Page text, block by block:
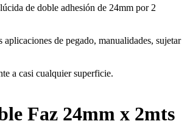
de doble adhesión de 24mm por 2
de pegado, manualidades, sujetar
a casi cualquier superficie.
Faz 24mm x 2mts